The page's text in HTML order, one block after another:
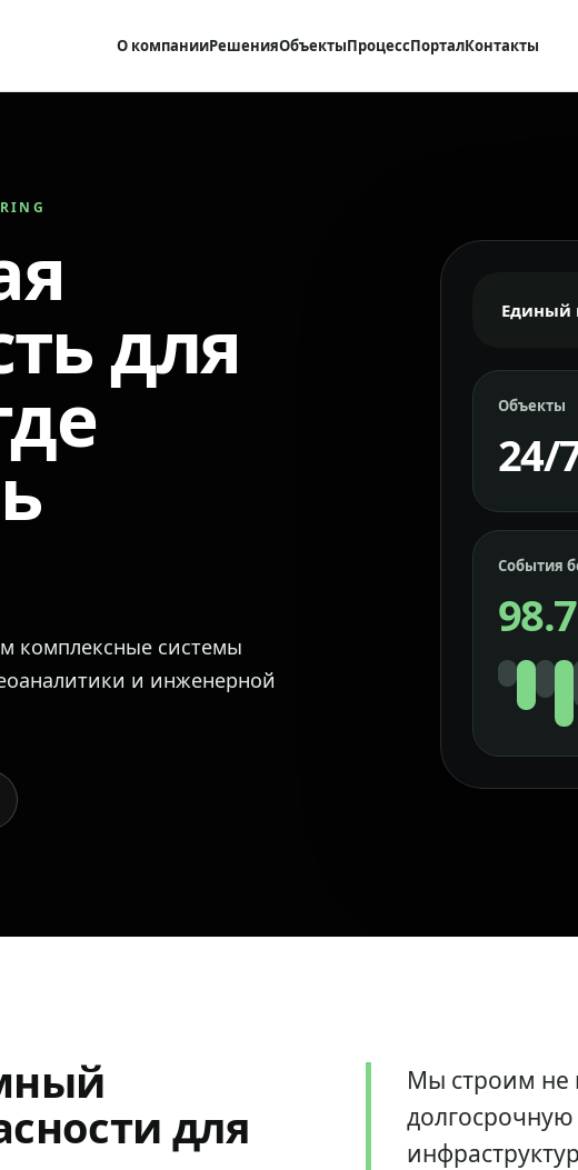
О компанииРешенияОбъектыПроцессПорталКонтакты
для
комплексные системы
и инженерной
Единый
Объекты
24/
События
для
Мы строим не